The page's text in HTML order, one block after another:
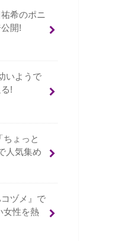
希のポニ
開!
いようで
!
ちょっと
人気集め
ヅメ』で
女性を熱